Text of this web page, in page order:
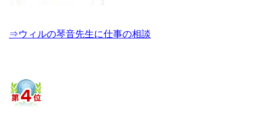
⇒ウィルの琴音先生に仕事の相談